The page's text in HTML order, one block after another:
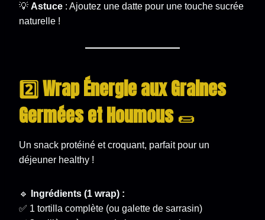
💡 Astuce : Ajoutez une datte pour une touche sucrée
naturelle !
2️⃣ Wrap Énergie aux Graines
Germées et Houmous🌯
Un snack protéiné et croquant, parfait pour un
déjeuner healthy !
🔹
Ingrédients (1 wrap) :
✅ 1 tortilla complète (ou galette de sarrasin)